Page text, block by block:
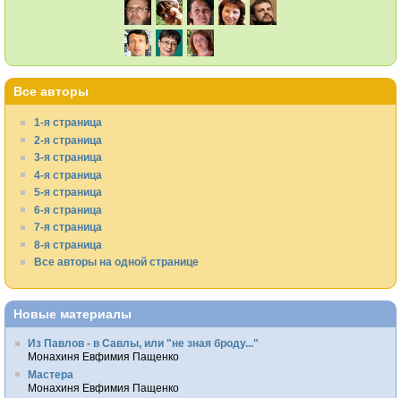
Все авторы
1-я страница
2-я страница
3-я страница
4-я страница
5-я страница
6-я страница
7-я страница
8-я страница
Все авторы на одной странице
Новые материалы
Из Павлов - в Савлы, или "не зная броду..."
Монахиня Евфимия Пащенко
Мастера
Монахиня Евфимия Пащенко